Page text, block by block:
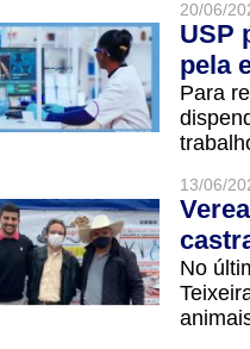
20/06/
USP
pela
Para
13/06/
No